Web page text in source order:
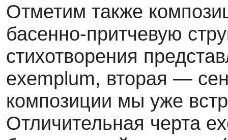
Отметим также
басенно-притчевую
стихотворения
exemplum, вторая —
композиции мы уже
Отличительная черта